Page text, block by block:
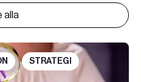
alla
STRATEGI